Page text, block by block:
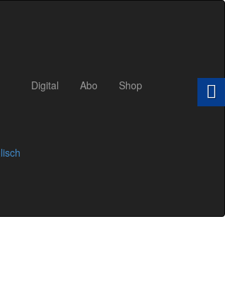
Digital Abo Shop